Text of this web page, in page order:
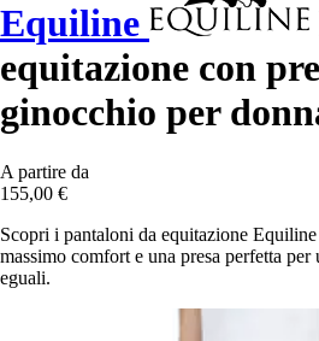
Equiline
equitazione con
ginocchio per
A partire da
155,00 €
Scopri i pantaloni da equitazione
massimo comfort e una presa perfetta per
eguali.